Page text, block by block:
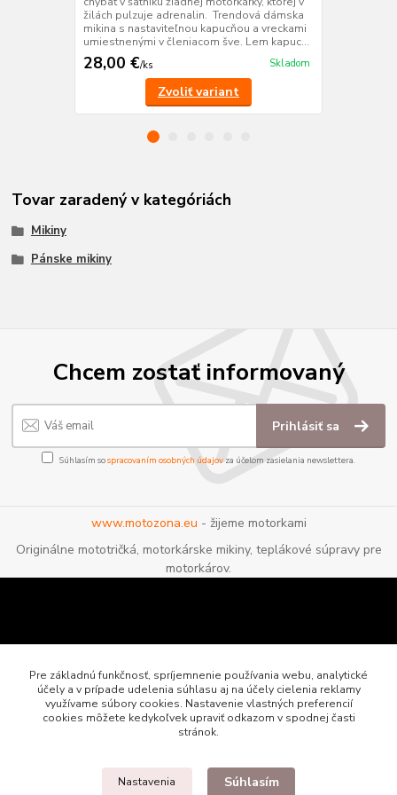
žilách pulzuje adrenalin. Trendová dámska
mikina s nastaviteľnou kapucňou a vreckami
umiestnenými v členiacom šve. Lem kapuc...
28,00 €/ks Skladom
Zvoliť variant
Tovar zaradený v kategóriách
Mikiny
Pánske mikiny
Chcem zostať informovaný
Prihlásiť sa
Súhlasím sospracovaním osobných údajov za účelom zasielania newslettera.
www.motozona.eu - žijeme motorkami
Originálne mototričká, motorkárske mikiny, teplákové súpravy pre
motorkárov.
Pre základnú funkčnosť, spríjemnenie používania webu, analytické
účely a v prípade udelenia súhlasu aj na účely cielenia reklamy
využívame súbory cookies. Nastavenie vlastných preferencií
cookies môžete kedykoľvek upraviť odkazom v spodnej časti
stránok.
Nastavenia Súhlasím